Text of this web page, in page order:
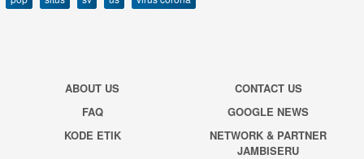
ABOUT US
CONTACT US
FAQ
GOOGLE NEWS
KODE ETIK
NETWORK & PARTNER
JAMBISERU